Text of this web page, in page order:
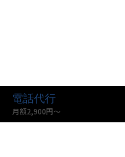
電話代行
月額2,900円〜